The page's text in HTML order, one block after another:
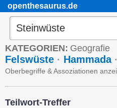
openthesaurus.de
KATEGORIEN: Geografie
Felswüste · Hammada ·
Oberbegriffe & Assoziationen
Teilwort-Treffer